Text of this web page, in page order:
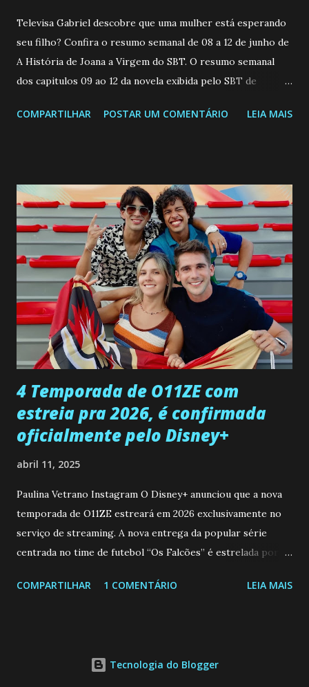
Televisa Gabriel descobre que uma mulher está esperando
seu filho? Confira o resumo semanal de 08 a 12 de junho de
A História de Joana a Virgem do SBT. O resumo semanal
dos capitulos 09 ao 12 da novela exibida pelo SBT de
a Programação Semanal do SBT de 08/06/26 a 14/06/26
confessa a Gabriel que ele demonstrou ser o tipo de
pessoa que ela tanto desejou durante toda a vida. Camila
entra no quarto de Gabriel e imagina como seria o
encontro deles, quando conseguir seduzi-lo. Manuel avisa a
Paula sobre a suposta infidelidade de Gabriel com Joana.
Rogerio consegue se livrar de todas as suspeitas pelo
desaparecimento de Francisco, apontando que ele poderia
ter sido vítima da fúria de Gabriel. Artur informa a Gabriel
que a clínica inseminou por engano outra paciente, que está
...
COMPARTILHAR POSTAR UM COMENTÁRIO LEIA MAIS
4 Temporada de O11ZE com
estreia pra 2026, é confirmada
oficialmente pelo Disney+
abril 11, 2025
Paulina Vetrano Instagram O Disney+ anunciou que a nova
temporada de O11ZE estreará em 2026 exclusivamente no
serviço de streaming. A nova entrega da popular série
centrada no time de futebol “Os Falcões” é estrelada por
Brum (Dedé), que voltam a interpretar seus personagens
atleta Sergio “Kun” Agüero, além de outras figuras de
COMPARTILHAR 1 COMENTÁRIO LEIA MAIS
Tecnologia do Blogger